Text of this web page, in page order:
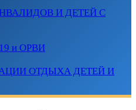
И ДЕТЕЙ С
и ОРВИ
ОТДЫХА ДЕТЕЙ И